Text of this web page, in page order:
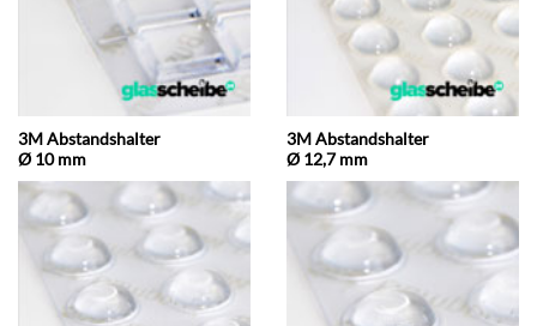
3M Abstandshalter
Ø 10 mm
3M Abstandshalter
Ø 12,7 mm